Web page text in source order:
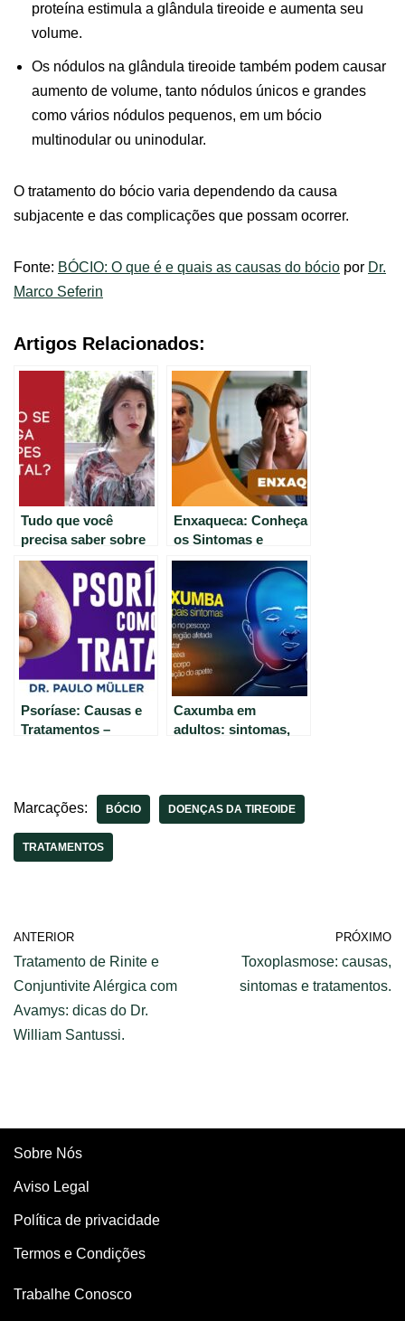
proteína estimula a glândula tireoide e aumenta seu
volume.
Os nódulos na glândula tireoide também podem causar
aumento de volume, tanto nódulos únicos e grandes
como vários nódulos pequenos, em um bócio
multinodular ou uninodular.
O tratamento do bócio varia dependendo da causa
subjacente e das complicações que possam ocorrer.
Fonte: BÓCIO: O que é e quais as causas do bócio por Dr.
Marco Seferin
Artigos Relacionados:
Tudo que você
precisa saber sobre
Herpes Genital:
sintomas,
tratamentos e
prevenção.
Enxaqueca: Conheça
os Sintomas e
Tratamentos
Psoríase: Causas e
Tratamentos –
Caxumba em
adultos: sintomas,
Marcações:
BÓCIO DOENÇAS DA TIREOIDE
TRATAMENTOS
ANTERIOR
Tratamento de Rinite e
Conjuntivite Alérgica com
Avamys: dicas do Dr.
William Santussi.
PRÓXIMO
Toxoplasmose: causas,
sintomas e tratamentos.
Sobre Nós
Aviso Legal
Política de privacidade
Termos e Condições
Trabalhe Conosco